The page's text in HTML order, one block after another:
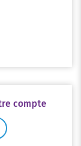
compte